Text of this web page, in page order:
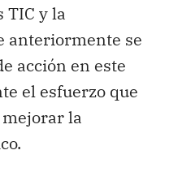
TIC y la
anteriormente se
acción en este
el esfuerzo que
la